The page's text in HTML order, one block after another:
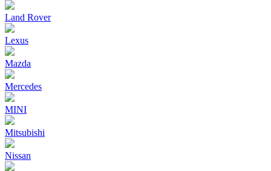
Land Rover
Lexus
Mazda
Mercedes
MINI
Mitsubishi
Nissan